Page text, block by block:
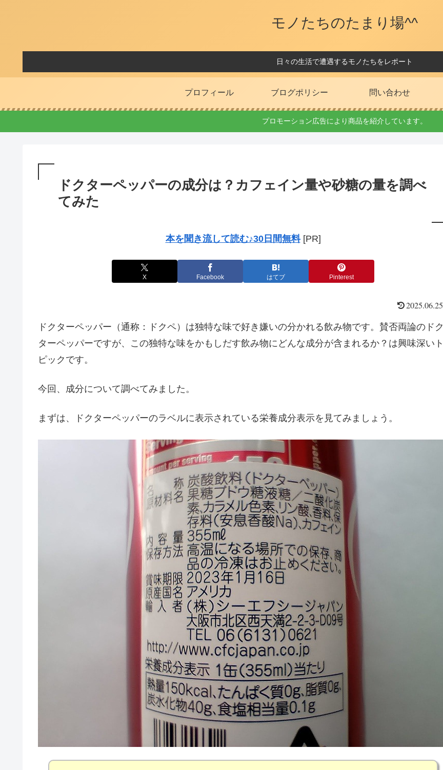
モノたちのたまり場^^
日々の生活で遭遇するモノたちをレポート
プロフィール ブログポリシー 問い合わせ
プロモーション広告により商品を紹介しています。
ドクターペッパーの成分は？カフェイン量や砂糖の量を調べ
てみた
本を聞き流して読む♪30日間無料[PR]
X Facebook はてブ Pinterest
2025.06.25
ドクターペッパー（通称：ドクペ）は独特な味で好き嫌いの分かれる飲み物です。賛否両論のドク
ターペッパーですが、この独特な味をかもしだす飲み物にどんな成分が含まれるか？は興味深いト
ピックです。
今回、成分について調べてみました。
まずは、ドクターペッパーのラベルに表示されている栄養成分表示を見てみましょう。